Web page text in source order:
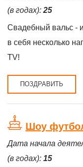
(в годах): 25
Свадебный вальс -
в себя несколько
TV!
ПОЗДРАВИТЬ
Шоу
Дата начала
(в годах): 15